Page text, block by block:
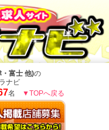
富士 他)の
ナビ
名 ▼TOPへ戻る